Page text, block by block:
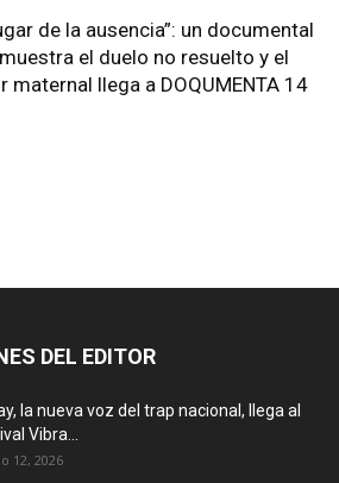
de la ausencia”: un documental
el duelo no resuelto y el
maternal llega a DOQUMENTA 14
DEL EDITOR
la nueva voz del trap nacional, llega al
Vibra...
12, 2026